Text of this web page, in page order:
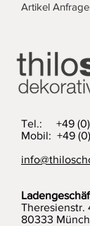
eines Bettes
weitere
Artikel
Tel.:
Mobil: +49
Theresienstr.
80333
+49